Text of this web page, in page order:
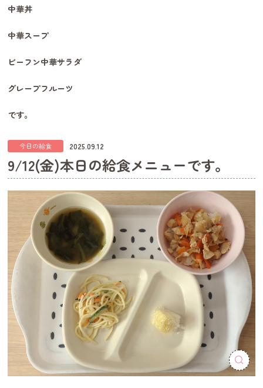
中華丼
中華スープ
ビーフン中華サラダ
グレープフルーツ
です。
今日の給食 2025.09.12
9/12(金)本日の給食メニューです。